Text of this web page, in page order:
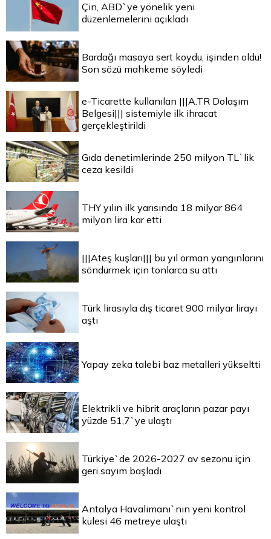
Çin, ABD`ye yönelik yeni
düzenlemelerini açıkladı
Bardağı masaya sert koydu, işinden oldu!
Son sözü mahkeme söyledi
e-Ticarette kullanılan |||A.TR Dolaşım
Belgesi||| sistemiyle ilk ihracat
gerçekleştirildi
Gıda denetimlerinde 250 milyon TL`lik
ceza kesildi
THY yılın ilk yarısında 18 milyar 864
milyon lira kar etti
|||Ateş kuşları||| bu yıl orman yangınlarını
söndürmek için tonlarca su attı
Türk lirasıyla dış ticaret 900 milyar lirayı
aştı
Yapay zeka talebi baz metalleri yükseltti
Elektrikli ve hibrit araçların pazar payı
yüzde 51,7`ye ulaştı
Türkiye`de 2026-2027 av sezonu için
geri sayım başladı
Antalya Havalimanı`nın yeni kontrol
kulesi 46 metreye ulaştı